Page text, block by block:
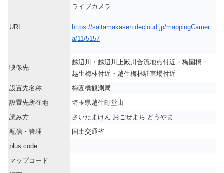
URL
ライブカメラ
https://saitamakasen.decloud.jp/mappingCamer
a/11/5157
映像先
越辺川・越辺川上殿川合流地点付近・梅園橋・
越生梅林付近・越生梅林駐車場付近
設置先名称
梅園橋観測局
設置先所在地
埼玉県越生町堂山
読み方
さいたまけん おごせまち どうやま
配信・管理
国土交通省
plus code
マップコード